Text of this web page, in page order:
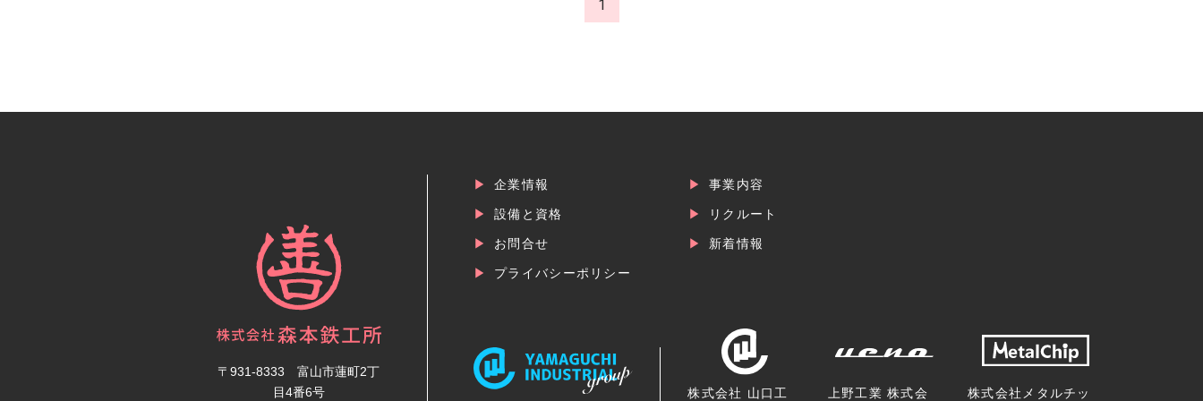
1
〒931-8333 富山市蓮町2丁
目4番6号
企業情報 事業内容
設備と資格 リクルート
お問合せ 新着情報
プライバシーポリシー
株式会社 山口工 上野工業 株式会 株式会社メタルチッ